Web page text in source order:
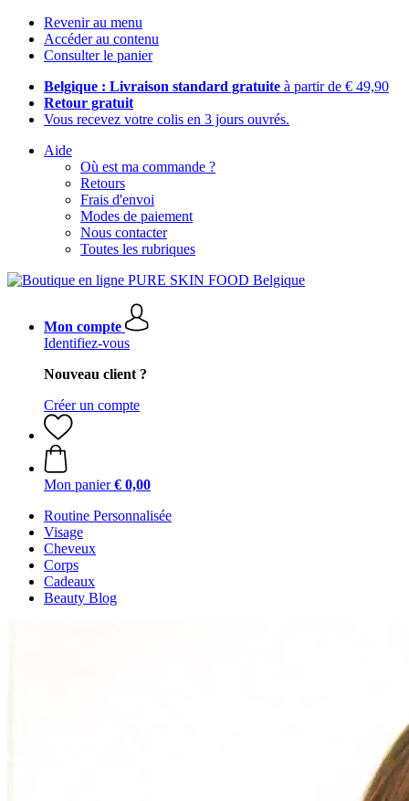
Revenir au menu
Accéder au contenu
Consulter le panier
Belgique : Livraison standard gratuite à partir de € 49,90
Retour gratuit
Vous recevez votre colis en 3 jours ouvrés.
Aide
Où est ma commande ?
Retours
Frais d'envoi
Modes de paiement
Nous contacter
Toutes les rubriques
Mon compte
Identifiez-vous
Nouveau client ?
Créer un compte
Mon panier € 0,00
Routine Personnalisée
Visage
Cheveux
Corps
Cadeaux
Beauty Blog